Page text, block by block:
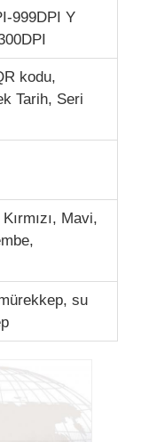
999DPI Y
kodu,
Tarih, Seri
Mavi,
su